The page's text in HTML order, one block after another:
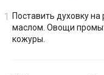
Поставить духовку
маслом. Овощи
кожуры.